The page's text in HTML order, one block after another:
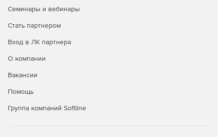
Семинары и вебинары
Стать партнером
Вход в ЛК партнера
О компании
Вакансии
Помощь
Группа компаний Softline